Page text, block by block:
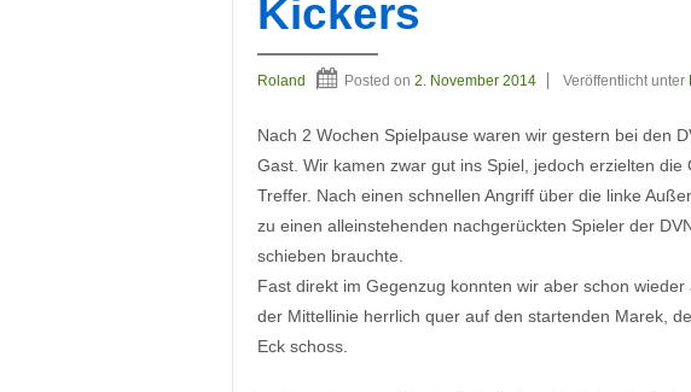
Kickers
Roland Posted on 2. November 2014 Veröffentlicht unter
Nach 2 Wochen Spielpause waren wir gestern bei den
Gast. Wir kamen zwar gut ins Spiel, jedoch erzielten
Treffer. Nach einen schnellen Angriff über die linke
zu einen alleinstehenden nachgerückten Spieler der
schieben brauchte.
Fast direkt im Gegenzug konnten wir aber schon
der Mittellinie herrlich quer auf den startenden Marek,
Eck schoss.